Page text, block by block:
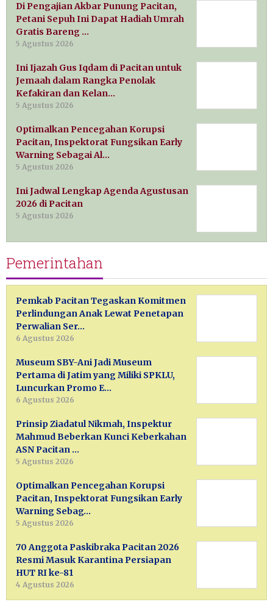
Di Pengajian Akbar Punung Pacitan,
Petani Sepuh Ini Dapat Hadiah Umrah
Gratis Bareng …
5 Agustus 2026
Ini Ijazah Gus Iqdam di Pacitan untuk
Jemaah dalam Rangka Penolak
Kefakiran dan Kelan…
5 Agustus 2026
Optimalkan Pencegahan Korupsi
Pacitan, Inspektorat Fungsikan Early
Warning Sebagai Al…
5 Agustus 2026
Ini Jadwal Lengkap Agenda Agustusan
2026 di Pacitan
5 Agustus 2026
Pemerintahan
Pemkab Pacitan Tegaskan Komitmen
Perlindungan Anak Lewat Penetapan
Perwalian Ser…
6 Agustus 2026
Museum SBY-Ani Jadi Museum
Pertama di Jatim yang Miliki SPKLU,
Luncurkan Promo E…
6 Agustus 2026
Prinsip Ziadatul Nikmah, Inspektur
Mahmud Beberkan Kunci Keberkahan
ASN Pacitan …
5 Agustus 2026
Optimalkan Pencegahan Korupsi
Pacitan, Inspektorat Fungsikan Early
Warning Sebag…
5 Agustus 2026
70 Anggota Paskibraka Pacitan 2026
Resmi Masuk Karantina Persiapan
HUT RI ke-81
4 Agustus 2026